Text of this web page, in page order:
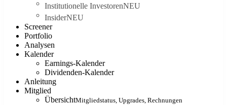
Institutionelle InvestorenNEU
InsiderNEU
Screener
Portfolio
Analysen
Kalender
Earnings-Kalender
Dividenden-Kalender
Anleitung
Mitglied
ÜbersichtMitgliedstatus, Upgrades, Rechnungen